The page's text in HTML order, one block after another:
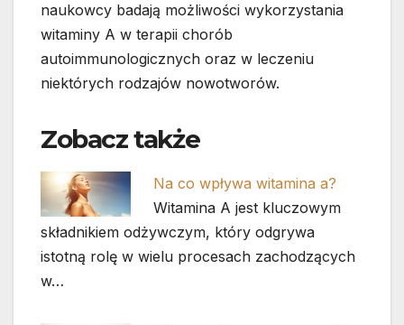
naukowcy badają możliwości wykorzystania
witaminy A w terapii chorób
autoimmunologicznych oraz w leczeniu
niektórych rodzajów nowotworów.
Zobacz także
Na co wpływa witamina a?
Witamina A jest kluczowym
składnikiem odżywczym, który odgrywa
istotną rolę w wielu procesach zachodzących
w…